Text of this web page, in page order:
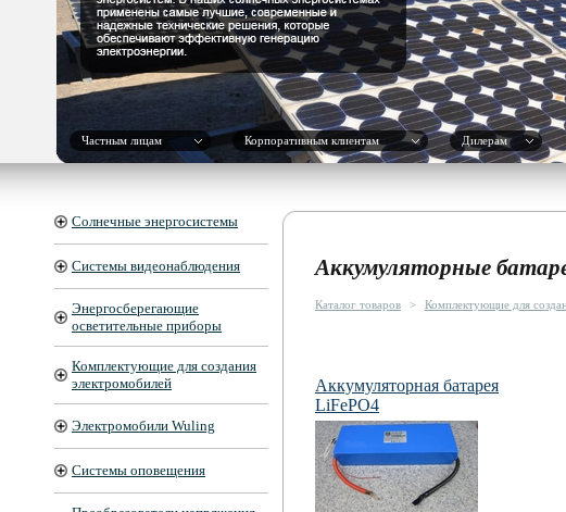
Частным лицам Корпоративным клиентам Дилерам
Солнечные энергосистемы
Системы видеонаблюдения
Энергосберегающие
осветительные приборы
Комплектующие для создания
электромобилей
Электромобили Wuling
Системы оповещения
Аккумуляторные
Каталог товаров > Комплектующие для
Аккумуляторная батарея
LiFePO4